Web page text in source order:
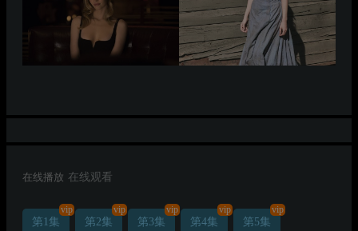
在线播放 在线观看
第1集
vip
第2集
vip
第3集
vip
第4集
vip
第5集
vip